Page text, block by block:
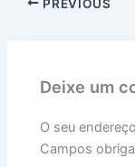
PREVIOUS
Deixe um
O seu
Campos